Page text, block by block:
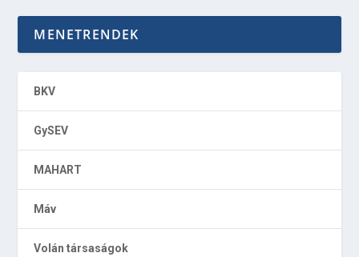
MENETRENDEK
BKV
GySEV
MAHART
Máv
Volán társaságok